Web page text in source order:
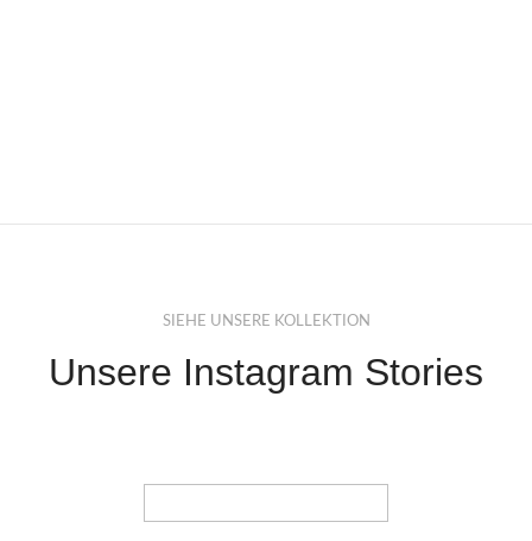
SIEHE UNSERE KOLLEKTION
Unsere Instagram Stories